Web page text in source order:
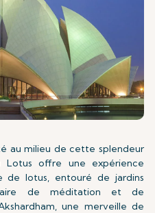
au milieu de cette splendeur
Lotus offre une expérience
de lotus, entouré de jardins
de méditation et de
une merveille de